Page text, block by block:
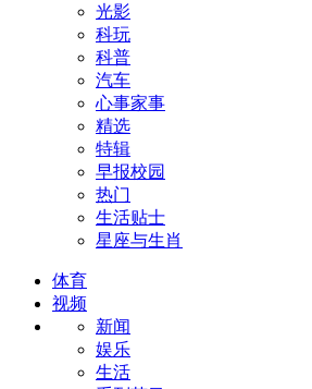
光影
科玩
科普
汽车
心事家事
精选
特辑
早报校园
热门
生活贴士
星座与生肖
体育
视频
新闻
娱乐
生活